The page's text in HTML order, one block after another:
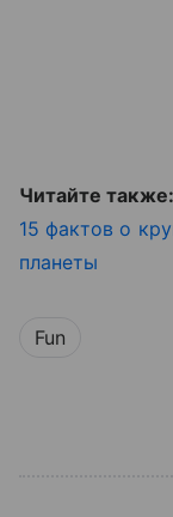
Читайте также:
15 фактов о
планеты
Fun